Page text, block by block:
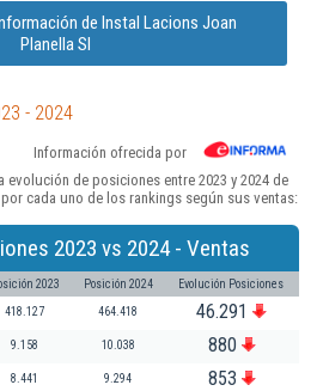
de Instal Lacions Joan
Planella Sl
- 2024
Información ofrecida por
evolución de posiciones entre 2023 y 2024 de
cada uno de los rankings según sus ventas:
2023 vs 2024 - Ventas
2023 Posición 2024 Evolución Posiciones
418.127 464.418 46.291
9.158 10.038 880
8.441 9.294 853